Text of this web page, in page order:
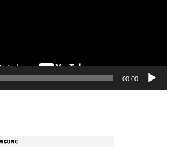
00:00